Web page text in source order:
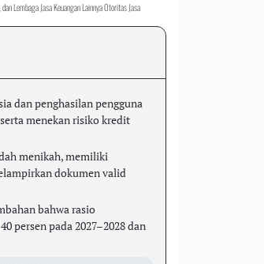
Lembaga Jasa Keuangan Lainnya Otoritas Jasa
dan penghasilan pengguna
menekan risiko kredit
menikah, memiliki
dokumen valid
bahwa rasio
persen pada 2027–2028 dan